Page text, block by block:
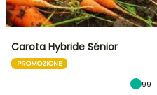
Carota Hybride Sénior
PROMOZIONE
99